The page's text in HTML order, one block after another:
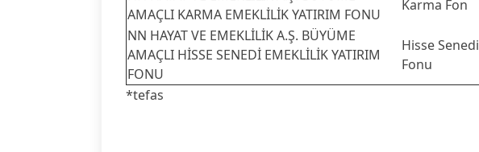
AMAÇLI KARMA EMEKLİLİK YATIRIM FONU
Karma Fon
NN HAYAT VE EMEKLİLİK A.Ş. BÜYÜME
AMAÇLI HİSSE SENEDİ EMEKLİLİK YATIRIM
FONU
Hisse Senedi
Fonu
*tefas